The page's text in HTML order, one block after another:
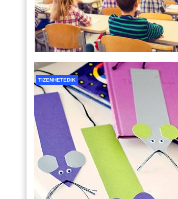
TIZENHETEDIK